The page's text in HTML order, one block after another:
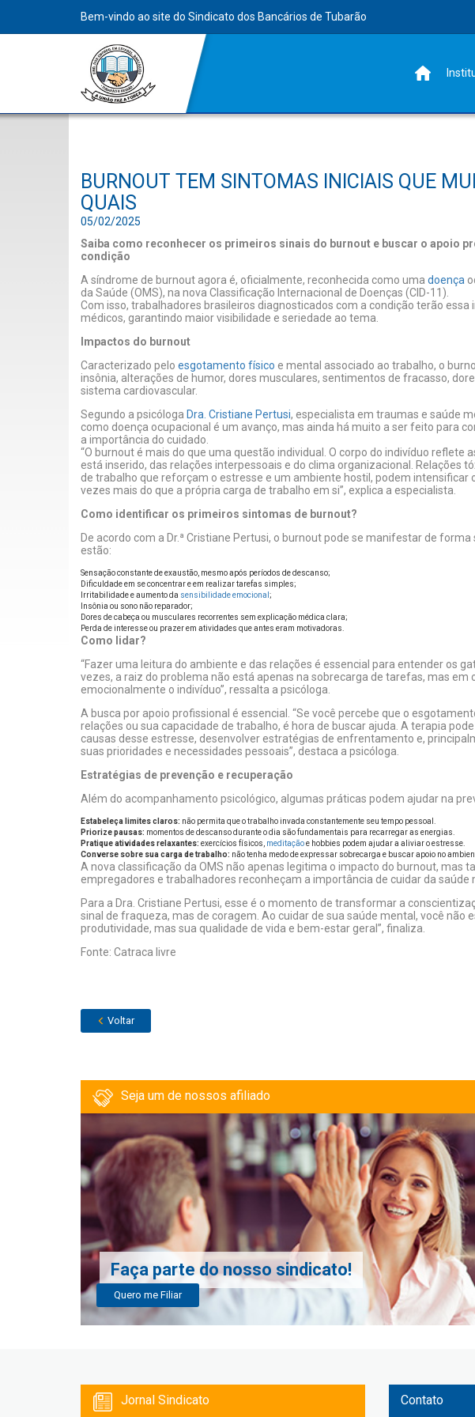
Bem-vindo ao site do Sindicato dos Bancários de Tubarão
BURNOUT TEM SINTOMAS INICIAIS QUE
QUAIS
05/02/2025
Saiba como reconhecer os primeiros sinais do burnout e buscar o apoio
condição
A síndrome de burnout agora é, oficialmente, reconhecida como uma doença
da Saúde (OMS), na nova Classificação Internacional de Doenças (CID-11).
Com isso, trabalhadores brasileiros diagnosticados com a condição terão
médicos, garantindo maior visibilidade e seriedade ao tema.
Impactos do burnout
Caracterizado pelo esgotamento físico e mental associado ao trabalho, o
insônia, alterações de humor, dores musculares, sentimentos de fracasso,
sistema cardiovascular.
Segundo a psicóloga Dra. Cristiane Pertusi, especialista em traumas e saúde
como doença ocupacional é um avanço, mas ainda há muito a ser feito para
a importância do cuidado.
“O burnout é mais do que uma questão individual. O corpo do indivíduo reflete
está inserido, das relações interpessoais e do clima organizacional. Relações
de trabalho que reforçam o estresse e um ambiente hostil, podem intensificar
vezes mais do que a própria carga de trabalho em si”, explica a especialista.
Como identificar os primeiros sintomas de burnout?
De acordo com a Dr.ª Cristiane Pertusi, o burnout pode se manifestar de
estão:
Sensação constante de exaustão, mesmo após períodos de descanso;
Dificuldade em se concentrar e em realizar tarefas simples;
Irritabilidade e aumento da sensibilidade emocional ;
Insônia ou sono não reparador;
Dores de cabeça ou musculares recorrentes sem explicação médica clara;
Perda de interesse ou prazer em atividades que antes eram motivadoras.
Como lidar?
“Fazer uma leitura do ambiente e das relações é essencial para entender os
vezes, a raiz do problema não está apenas na sobrecarga de tarefas, mas
emocionalmente o indivíduo”, ressalta a psicóloga.
A busca por apoio profissional é essencial. “Se você percebe que o
relações ou sua capacidade de trabalho, é hora de buscar ajuda. A terapia
causas desse estresse, desenvolver estratégias de enfrentamento e,
suas prioridades e necessidades pessoais”, destaca a psicóloga.
Estratégias de prevenção e recuperação
Além do acompanhamento psicológico, algumas práticas podem ajudar na
Estabeleça limites claros: não permita que o trabalho invada constantemente seu tempo pessoal.
Priorize pausas: momentos de descanso durante o dia são fundamentais para recarregar as energias.
Pratique atividades relaxantes: exercícios físicos, meditaçãoe hobbies podem ajudar a aliviar o estresse.
Converse sobre sua carga de trabalho: não tenha medo de expressar sobrecarga e buscar apoio no
A nova classificação da OMS não apenas legitima o impacto do burnout, mas
empregadores e trabalhadores reconheçam a importância de cuidar da saúde
Para a Dra. Cristiane Pertusi, esse é o momento de transformar a
sinal de fraqueza, mas de coragem. Ao cuidar de sua saúde mental, você não
produtividade, mas sua qualidade de vida e bem-estar geral”, finaliza.
Fonte: Catraca livre
Voltar
Seja um de nossos afiliado
Faça parte do nosso sindicato!
Quero me Filiar
Jornal Sindicato Contato